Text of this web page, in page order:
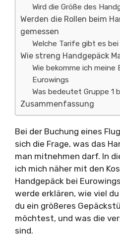
Wird die Größe des
Werden die Rollen beim
gemessen
Welche Tarife gibt es
Wie streng Handgepäck
Wie bekomme ich meine
Eurowings
Was bedeutet Gruppe 1
Zusammenfassung
Bei der Buchung eines
sich die Frage, was das
man mitnehmen darf. In
ich mich näher mit den
Handgepäck bei
werde erklären, wie viel
du ein größeres
möchtest, und was die
sind.